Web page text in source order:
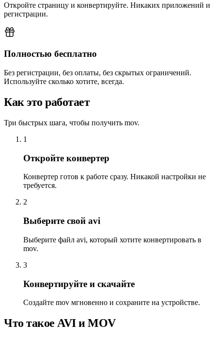
Откройте страницу и конвертируйте. Никаких приложений и
регистрации.
Полностью бесплатно
Без регистрации, без оплаты, без скрытых ограничений.
Используйте сколько хотите, всегда.
Как это работает
Три быстрых шага, чтобы получить mov.
1
Откройте конвертер
Конвертер готов к работе сразу. Никакой настройки не
требуется.
2
Выберите свой avi
Выберите файл avi, который хотите конвертировать в
mov.
3
Конвертируйте и скачайте
Создайте mov мгновенно и сохраните на устройстве.
Что такое AVI и MOV